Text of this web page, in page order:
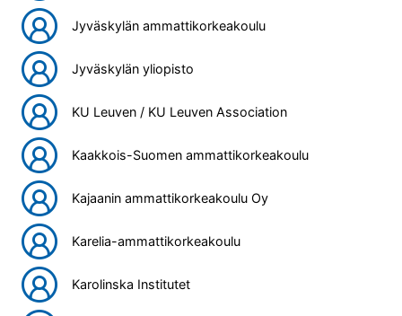
Jyväskylän ammattikorkeakoulu
Jyväskylän yliopisto
KU Leuven / KU Leuven Association
Kaakkois-Suomen ammattikorkeakoulu
Kajaanin ammattikorkeakoulu Oy
Karelia-ammattikorkeakoulu
Karolinska Institutet